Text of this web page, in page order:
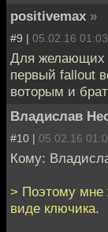
positivemax »
#9 | 05.02.16 01:03
Для желающих
первый fallout
воторым и
Владислав
#10 | 05.02.16
Кому:
> Поэтому мне
виде ключика.